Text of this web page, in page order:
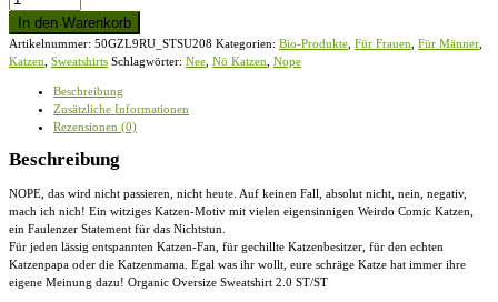
Nee,
Nö
Katzen
-
Sweatshirt
ST/ST
In den Warenkorb
Artikelnummer: 50GZL9RU_STSU208 Kategorien: Bio-Produkte Für Frauen Für Männer
Katzen Sweatshirts Schlagwörter: Nee Nö Katzen Nope
Beschreibung
Zusätzliche Informationen
Rezensionen (0)
Beschreibung
NOPE, das wird nicht passieren, nicht heute. Auf keinen Fall, absolut nicht, nein, negativ,
mach ich nich! Ein witziges Katzen-Motiv mit vielen eigensinnigen Weirdo Comic Katzen,
ein Faulenzer Statement für das Nichtstun.
Für jeden lässig entspannten Katzen-Fan, für gechillte Katzenbesitzer, für den echten
Katzenpapa oder die Katzenmama. Egal was ihr wollt, eure schräge Katze hat immer ihre
eigene Meinung dazu! Organic Oversize Sweatshirt 2.0 ST/ST